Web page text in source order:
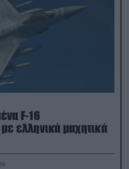
F-16
ελληνικά μαχητικά